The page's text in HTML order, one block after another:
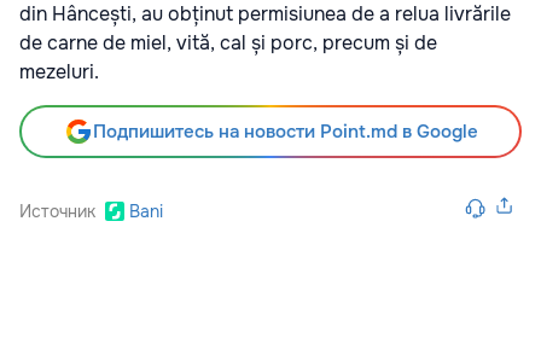
din Hâncești, au obținut permisiunea de a relua livrările
de carne de miel, vită, cal și porc, precum și de
mezeluri.
Подпишитесь на новости Point.md в Google
Источник Bani